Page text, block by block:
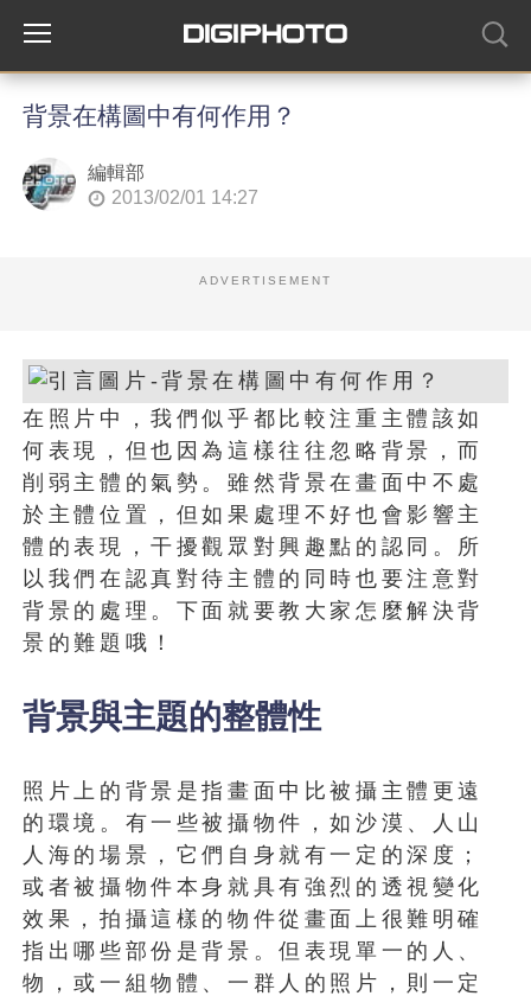
背景在構圖中有何作用？
編輯部
2013/02/01 14:27
ADVERTISEMENT
在照片中，我們似乎都比較注重主體該如
何表現，但也因為這樣往往忽略背景，而
削弱主體的氣勢。雖然背景在畫面中不處
於主體位置，但如果處理不好也會影響主
體的表現，干擾觀眾對興趣點的認同。所
以我們在認真對待主體的同時也要注意對
背景的處理。下面就要教大家怎麼解決背
景的難題哦！
背景與主題的整體性
照片上的背景是指畫面中比被攝主體更遠
的環境。有一些被攝物件，如沙漠、人山
人海的場景，它們自身就有一定的深度；
或者被攝物件本身就具有強烈的透視變化
效果，拍攝這樣的物件從畫面上很難明確
指出哪些部份是背景。但表現單一的人、
物，或一組物體、一群人的照片，則一定